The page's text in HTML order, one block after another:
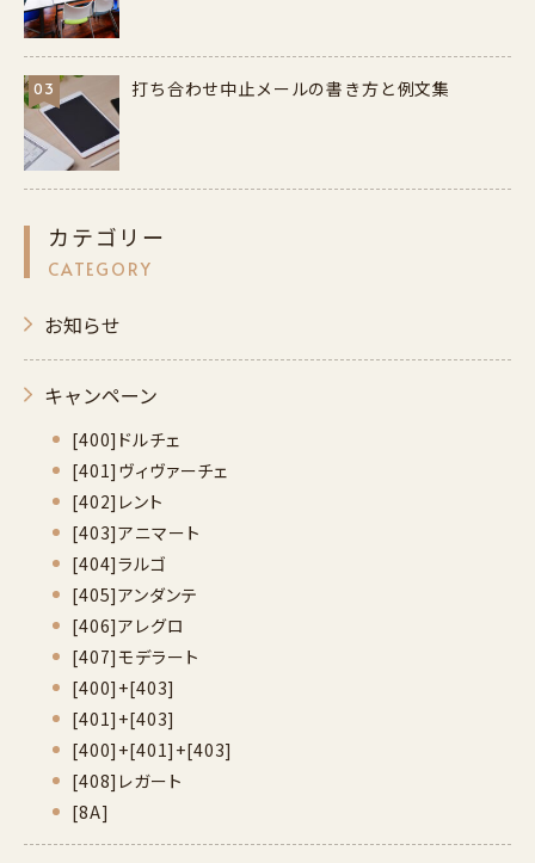
03 打ち合わせ中止メールの書き方と例文集
カテゴリー
CATEGORY
お知らせ
キャンペーン
[400]ドルチェ
[401]ヴィヴァーチェ
[402]レント
[403]アニマート
[404]ラルゴ
[405]アンダンテ
[406]アレグロ
[407]モデラート
[400]+[403]
[401]+[403]
[400]+[401]+[403]
[408]レガート
[8A]